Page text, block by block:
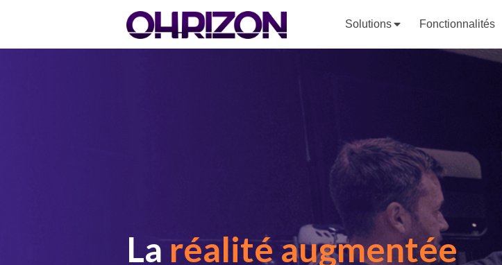
Solutions Fonctionnalités
La réalité augmentée